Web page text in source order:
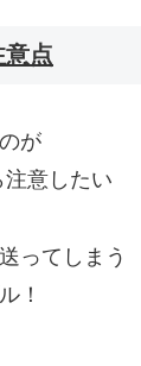
点
が
意したい
ってしまう
！